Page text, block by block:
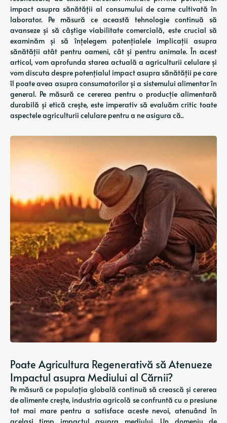
impact asupra sănătății al consumului de carne cultivată în
laborator. Pe măsură ce această tehnologie continuă să
avanseze și să câștige viabilitate comercială, este crucial să
examinăm și să înțelegem potențialele implicații asupra
sănătății atât pentru oameni, cât și pentru animale. În acest
articol, vom aprofunda starea actuală a agriculturii celulare și
vom discuta despre potențialul impact asupra sănătății pe care
îl poate avea asupra consumatorilor și a sistemului alimentar în
general. Pe măsură ce cererea pentru o producție alimentară
durabilă și etică crește, este imperativ să evaluăm critic toate
aspectele agriculturii celulare pentru a ne asigura că..
Poate Agricultura Regenerativă să Atenueze
Impactul asupra Mediului al Cărnii?
Pe măsură ce populația globală continuă să crească și cererea
de alimente crește, industria agricolă se confruntă cu o presiune
tot mai mare pentru a satisface aceste nevoi, atenuând în